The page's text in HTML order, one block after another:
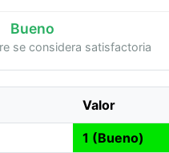
Bueno
se considera satisfactoria
Valor
1 (Bueno)